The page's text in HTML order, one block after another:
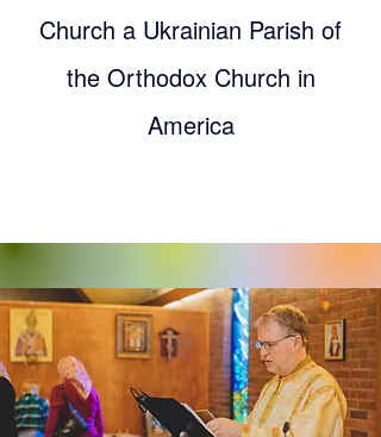
Church a Ukrainian Parish of
the Orthodox Church in
America